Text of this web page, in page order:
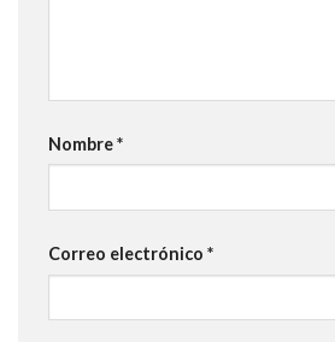
Nombre*
Correo electrónico *